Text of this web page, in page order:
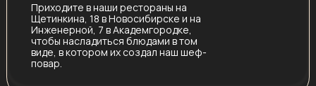
Приходите в наши рестораны на
Щетинкина, 18 в Новосибирске и на
Инженерной, 7 в Академгородке,
чтобы насладиться блюдами в том
виде, в котором их создал наш шеф-
повар.